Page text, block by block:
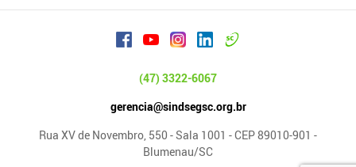
(47) 3322-6067
gerencia@sindsegsc.org.br
Rua XV de Novembro, 550 - Sala 1001 - CEP 89010-901 -
Blumenau/SC